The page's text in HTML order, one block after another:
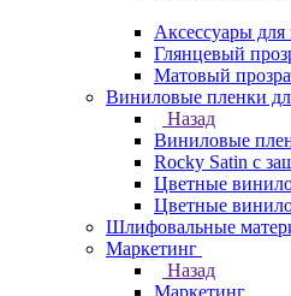
Аксессуары
Глянцевый
Матовый
Виниловые пленки
Назад
Виниловые
Rocky Satin с
Цветные
Цветные
Шлифовальные
Маркетинг
Назад
Маркетинг